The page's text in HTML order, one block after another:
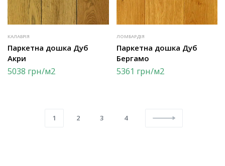
КАЛАБРІЯ
Паркетна дошка Дуб
Акри
5038 грн/м2
ЛОМБАРДІЯ
Паркетна дошка Дуб
Бергамо
5361 грн/м2
1 2 3 4